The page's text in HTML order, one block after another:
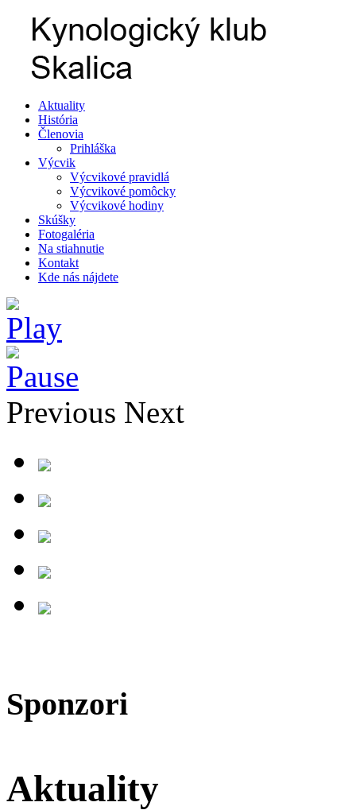
Aktuality
História
Členovia
Prihláška
Výcvik
Výcvikové pravidlá
Výcvikové pomôcky
Výcvikové hodiny
Skúšky
Fotogaléria
Na stiahnutie
Kontakt
Kde nás nájdete
Previous Next
Sponzori
Aktuality